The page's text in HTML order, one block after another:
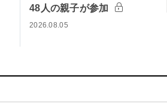
48人の親子が参加
2026.08.05